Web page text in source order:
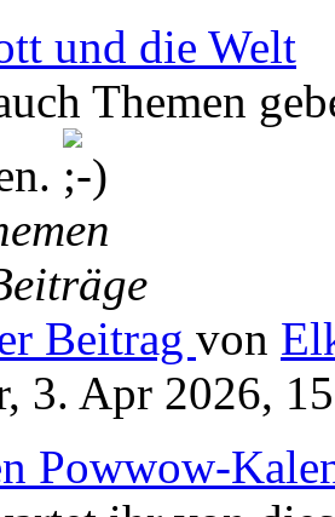
und die Welt
Themen
Beitrag von
3. Apr 2026,
Powwow-